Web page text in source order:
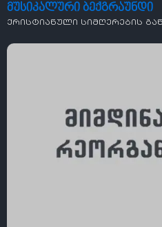
მუსიკალური ბექგრაუნდი
ქრისტიანული სიმღერების